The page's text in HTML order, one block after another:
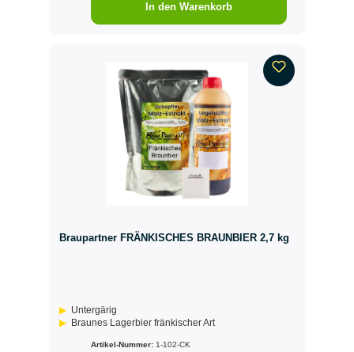
In den Warenkorb
Braupartner FRÄNKISCHES BRAUNBIER 2,7 kg
Untergärig
Braunes Lagerbier fränkischer Art
Artikel-Nummer: 1-102-CK